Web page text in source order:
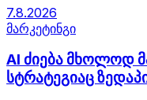
7.8.2026
მარკეტინგი
AI ძიება მხოლოდ
სტრატეგიაც